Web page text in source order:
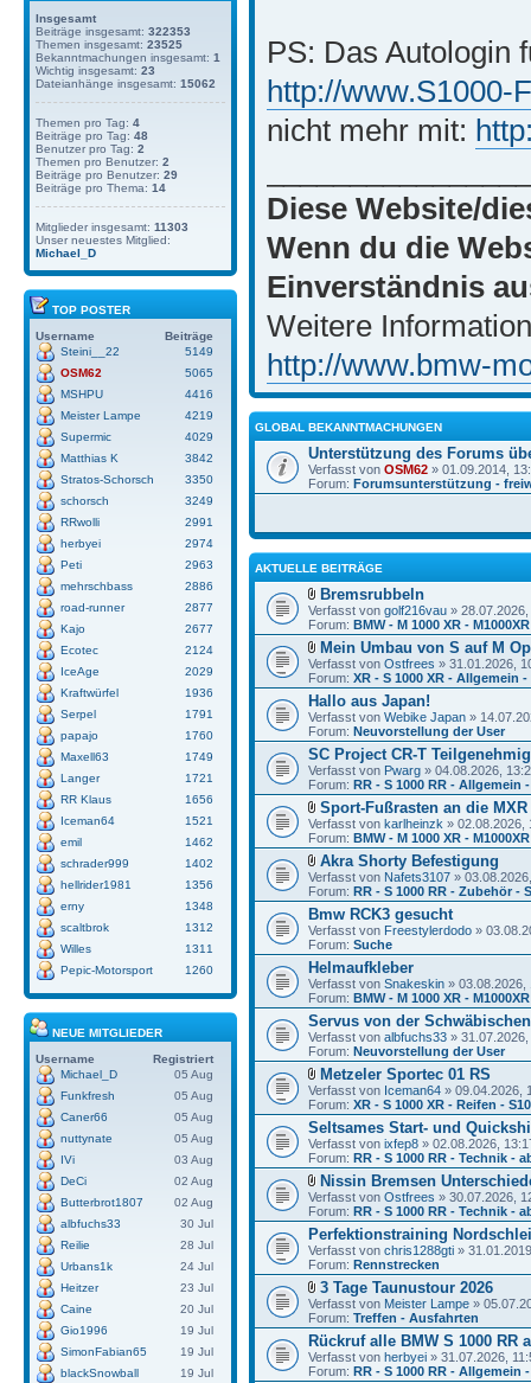
Insgesamt
Beiträge insgesamt: 322353
Themen insgesamt: 23525
Bekanntmachungen insgesamt: 1
Wichtig insgesamt: 23
Dateianhänge insgesamt: 15062
Themen pro Tag: 4
Beiträge pro Tag: 48
Benutzer pro Tag: 2
Themen pro Benutzer: 2
Beiträge pro Benutzer: 29
Beiträge pro Thema: 14
Mitglieder insgesamt: 11303
Unser neuestes Mitglied:
Michael_D
TOP POSTER
Username
Beiträge
Steini__22
5149
OSM62
5065
MSHPU
4416
Meister Lampe
4219
Supermic
4029
Matthias K
3842
Stratos-Schorsch
3350
schorsch
3249
RRwolli
2991
herbyei
2974
Peti
2963
mehrschbass
2886
road-runner
2877
Kajo
2677
Ecotec
2124
IceAge
2029
Kraftwürfel
1936
Serpel
1791
papajo
1760
Maxell63
1749
Langer
1721
RR Klaus
1656
Iceman64
1521
emil
1462
schrader999
1402
hellrider1981
1356
erny
1348
scaltbrok
1312
Willes
1311
Pepic-Motorsport
1260
NEUE MITGLIEDER
Username
Registriert
Michael_D
05 Aug
Funkfresh
05 Aug
Caner66
05 Aug
nuttynate
05 Aug
IVi
03 Aug
DeCi
02 Aug
Butterbrot1807
02 Aug
albfuchs33
30 Jul
Reilie
28 Jul
Urbans1k
24 Jul
Heitzer
23 Jul
Caine
20 Jul
Gio1996
19 Jul
SimonFabian65
19 Jul
blackSnowball
19 Jul
PS: Das Autologin
http://www.S1000-
nicht mehr mit:
Diese Website/
Wenn du die
Einverständnis
Weitere
http://www.bmw-
GLOBAL BEKANNTMACHUNGEN
Unterstützung des Forums
Verfasst von OSM62 » 01.09.2014,
Forum: Forumsunterstützung -
AKTUELLE BEITRÄGE
Bremsrubbeln
Verfasst von golf216vau »
Forum: BMW - M 1000 XR - M1000XR
Mein Umbau von S auf M
Verfasst von Ostfrees » 31.01.2026,
Forum: XR - S 1000 XR - Allgemein
Hallo aus Japan!
Verfasst von Webike Japan »
Forum: Neuvorstellung der User
SC Project CR-T
Verfasst von Pwarg » 04.08.2026,
Forum: RR - S 1000 RR - Allgemein
Sport-Fußrasten an die MXR
Verfasst von karlheinzk » 02.08.2026,
Forum: BMW - M 1000 XR - M1000XR
Akra Shorty Befestigung
Verfasst von Nafets3107 »
Forum: RR - S 1000 RR - Zubehör -
Bmw RCK3 gesucht
Verfasst von Freestylerdodo »
Forum: Suche
Helmaufkleber
Verfasst von Snakeskin » 03.08.2026,
Forum: BMW - M 1000 XR - M1000XR
Servus von der
Verfasst von albfuchs33 »
Forum: Neuvorstellung der User
Metzeler Sportec 01 RS
Verfasst von Iceman64 » 09.04.2026,
Forum: XR - S 1000 XR - Reifen -
Seltsames Start- und
Verfasst von ixfep8 » 02.08.2026,
Forum: RR - S 1000 RR - Technik -
Nissin Bremsen
Verfasst von Ostfrees » 30.07.2026,
Forum: RR - S 1000 RR - Technik -
Perfektionstraining
Verfasst von chris1288gti »
Forum: Rennstrecken
3 Tage Taunustour 2026
Verfasst von Meister Lampe »
Forum: Treffen - Ausfahrten
Rückruf alle BMW S 1000 RR
Verfasst von herbyei » 31.07.2026,
Forum: RR - S 1000 RR - Allgemein